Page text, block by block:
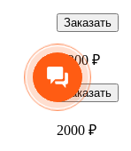
Заказать
2 200 ₽
Заказать
2000 ₽